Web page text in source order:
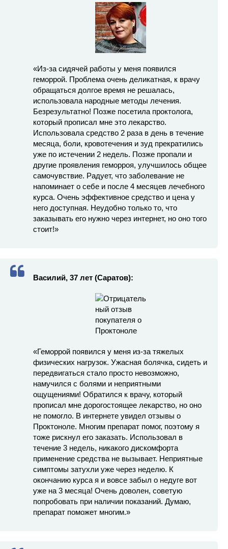
«Из-за сидячей работы у меня появился
геморрой. Проблема очень деликатная, к врачу
обращаться долгое время не решалась,
использовала народные методы лечения.
Безрезультатно! Позже посетила проктолога,
который прописал мне это лекарство.
Использовала средство 2 раза в день в течение
месяца, боли, кровотечения и зуд прекратились
уже по истечении 2 недель. Позже пропали и
другие проявления геморроя, улучшилось общее
самочувствие. Радует, что заболевание не
напоминает о себе и после 4 месяцев лечебного
курса. Очень эффективное средство и цена у
него доступная. Неудобно только то, что
заказывать его нужно через интернет, но оно того
стоит!»
Василий, 37 лет (Саратов):
«Геморрой появился у меня из-за тяжелых
физических нагрузок. Ужасная болячка, сидеть и
передвигаться стало просто невозможно,
намучился с болями и неприятными
ощущениями! Обратился к врачу, который
прописал мне дорогостоящее лекарство, но оно
не помогло. В интернете увидел отзывы о
Проктоноле. Многим препарат помог, поэтому я
тоже рискнул его заказать. Использовал в
течение 3 недель, никакого дискомфорта
применение средства не вызывает. Неприятные
симптомы затухли уже через неделю. К
окончанию курса я и вовсе забыл о недуге вот
уже на 3 месяца! Очень доволен, советую
попробовать при наличии показаний. Думаю,
препарат поможет многим.»